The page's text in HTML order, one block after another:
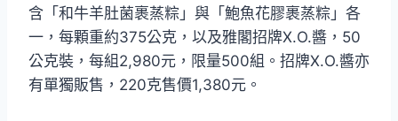
含「和牛羊肚菌裹蒸粽」與「鮑魚花膠裹蒸粽」各
一，每顆重約375公克，以及雅閣招牌X.O.醬，50
公克裝，每組2,980元，限量500組。招牌X.O.醬亦
有單獨販售，220克售價1,380元。